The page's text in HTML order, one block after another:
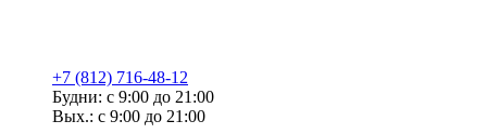
+7 (812) 716-48-12
Будни: с 9:00 до 21:00
Вых.: с 9:00 до 21:00